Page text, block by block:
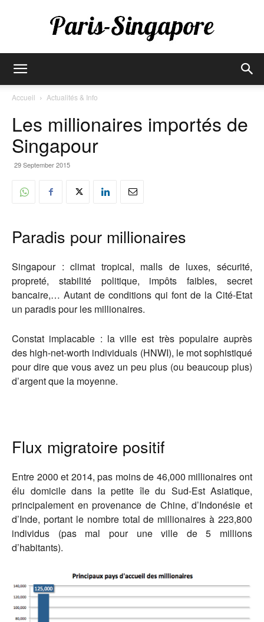
Singapore
Accueil Actualités & Info
Les millionaires importés de
Singapour
29 September 2015
Paradis pour millionaires
Singapour : climat tropical, malls de luxes, sécurité,
propreté, stabilité politique, impôts faibles, secret
bancaire,… Autant de conditions qui font de la Cité-Etat
un paradis pour les millionaires.
Constat implacable : la ville est très populaire auprès
des high-net-worth individuals (HNWI), le mot sophistiqué
pour dire que vous avez un peu plus (ou beaucoup plus)
d’argent que la moyenne.
Flux migratoire positif
Entre 2000 et 2014, pas moins de 46,000 millionaires ont
élu domicile dans la petite île du Sud-Est Asiatique,
principalement en provenance de Chine, d’Indonésie et
d’Inde, portant le nombre total de millionaires à 223,800
individus (pas mal pour une ville de 5 millions
d’habitants).